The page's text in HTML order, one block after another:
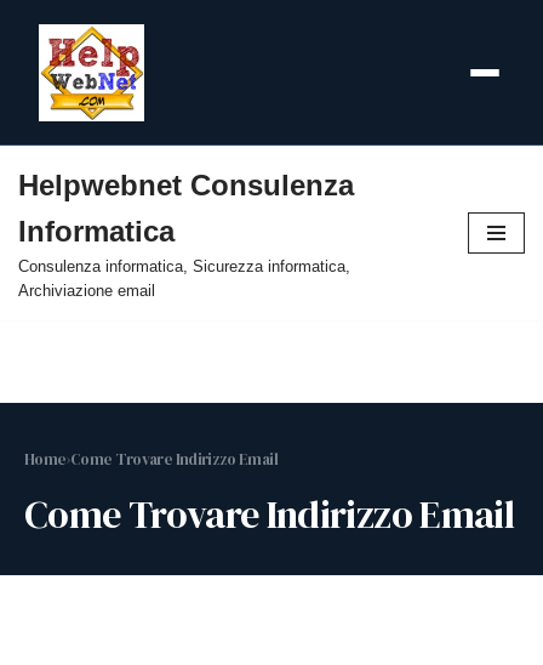
al
contenuto
Helpwebnet Consulenza
Informatica
Consulenza informatica, Sicurezza informatica,
Archiviazione email
Home›Come Trovare Indirizzo Email
Come Trovare Indirizzo Email